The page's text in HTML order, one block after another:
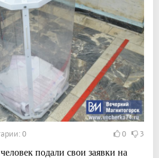
0 0 3
подали свои заявки на